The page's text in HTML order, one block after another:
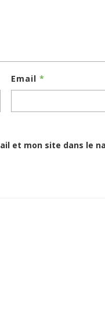
Email *
et mon site dans le